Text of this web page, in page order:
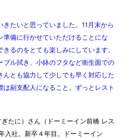
たいと思っていました。11月末から
準備に行かせていただけることにな
るのをとても楽しみにしています。
ブル拭き、小鉢のフタなど衛生面での
んとも協力して少しでも早く対応した
副支配人になること。ずっとレスト
たに）さん（ドーミーイン前橋 レス
入社。新卒４年目。ドーミーイン